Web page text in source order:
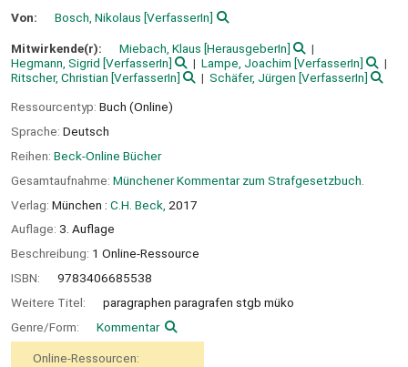
Von: Bosch, Nikolaus [VerfasserIn]
Mitwirkende(r): Miebach, Klaus [HerausgeberIn]
Hegmann, Sigrid [VerfasserIn] Lampe, Joachim [VerfasserIn]
Ritscher, Christian [VerfasserIn] Schäfer, Jürgen [VerfasserIn]
Ressourcentyp: Buch (Online)
Sprache: Deutsch
Reihen: Beck-Online Bücher
Gesamtaufnahme: Münchener Kommentar zum Strafgesetzbuch.
Verlag: München : C.H. Beck, 2017
Auflage: 3. Auflage
Beschreibung: 1 Online-Ressource
ISBN:
9783406685538
Weitere Titel:
paragraphen paragrafen stgb müko
Genre/Form:
Kommentar
Online-Ressourcen: